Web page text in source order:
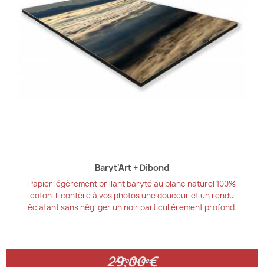
Baryt'Art + Dibond
Papier légèrement brillant baryté au blanc naturel 100%
coton. Il confère à vos photos une douceur et un rendu
éclatant sans négliger un noir particulièrement profond.
À Partir de
29,00 €